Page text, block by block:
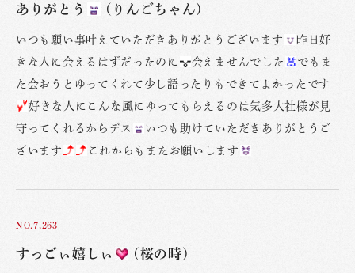
ありがとう (りんごちゃん)
いつも願い事叶えていただきありがとうございます
昨日好
きな人に会えるはずだったのに
会えませんでした
でもま
た会おうとゆってくれて少し語ったりもできてよかったです
好きな人にこんな風にゆってもらえるのは気多大社様が見
守ってくれるからデス
いつも助けていただきありがとうご
ざいます
これからもまたお願いします
NO.7,263
すっごぃ嬉しぃ (桜の時)